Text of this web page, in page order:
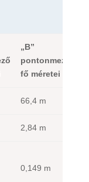
„B”
pontonmező
fő méretei
66,4 m
2,84 m
0,149 m